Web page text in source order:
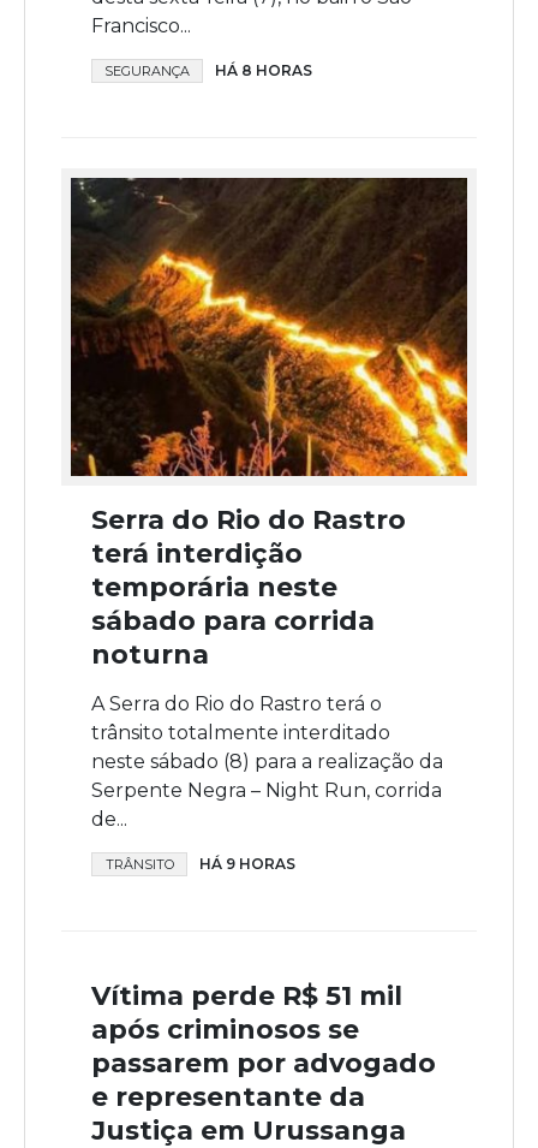
Francisco...
SEGURANÇA HÁ 8 HORAS
Serra do Rio do Rastro
terá interdição
temporária neste
sábado para corrida
noturna
A Serra do Rio do Rastro terá o
trânsito totalmente interditado
neste sábado (8) para a realização da
Serpente Negra – Night Run, corrida
de...
TRÂNSITO HÁ 9 HORAS
Vítima perde R$ 51 mil
após criminosos se
passarem por advogado
e representante da
Justiça em Urussanga